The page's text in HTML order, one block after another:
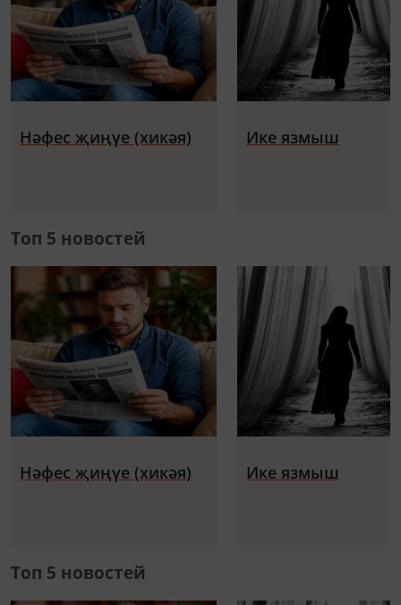
Нәфес җиңүе (хикәя) Ике язмыш
Топ 5 новостей
Нәфес җиңүе (хикәя) Ике язмыш
Топ 5 новостей